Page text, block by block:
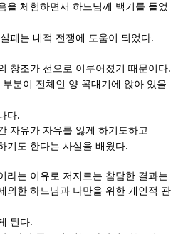
을 체험하면서 하느님께 백기를 들었
패는 내적 전쟁에 도움이 되었다.
창조가 선으로 이루어졌기 때문이다.
부분이 전체인 양 꼭대기에 앉아 있을
다.
자유가 자유를 잃게 하기도하고
기도 한다는 사실을 배웠다.
라는 이유로 저지르는 참담한 결과는
외한 하느님과 나만을 위한 개인적 관
된다.